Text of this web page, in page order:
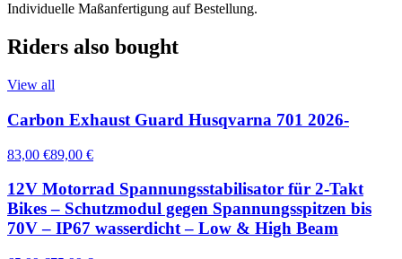
Individuelle Maßanfertigung auf Bestellung.
Riders also bought
View all
Carbon Exhaust Guard Husqvarna 701 2026-
83,00 €89,00 €
12V Motorrad Spannungsstabilisator für 2-Takt
Bikes – Schutzmodul gegen Spannungsspitzen bis
70V – IP67 wasserdicht – Low & High Beam